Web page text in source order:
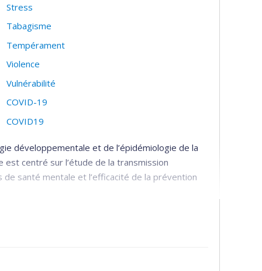
Stress
Tabagisme
Tempérament
Violence
Vulnérabilité
COVID-19
COVID19
développementale et de l’épidémiologie de la
centré sur l’étude de la transmission
santé mentale et l’efficacité de la prévention
transfert de connaissances :
périnataux et préscolaires qui sont les plus